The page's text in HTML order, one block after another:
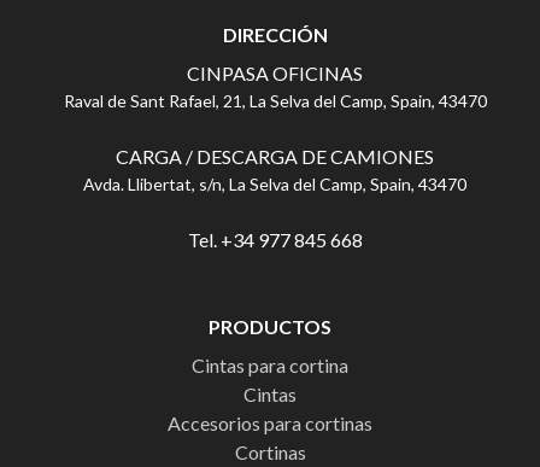
DIRECCIÓN
CINPASA OFICINAS
Raval de Sant Rafael, 21, La Selva del Camp, Spain, 43470
CARGA / DESCARGA DE CAMIONES
Avda. Llibertat, s/n, La Selva del Camp, Spain, 43470
Tel. +34 977 845 668
PRODUCTOS
Cintas para cortina
Cintas
Accesorios para cortinas
Cortinas